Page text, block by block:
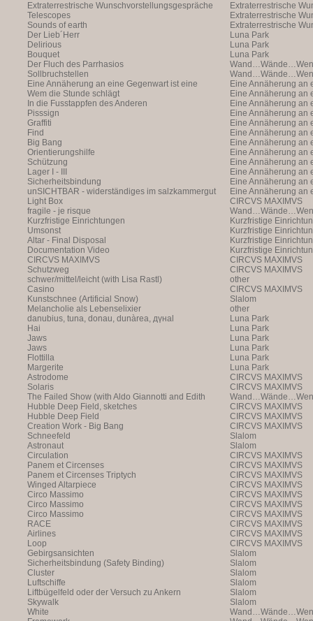
Extraterrestrische Wunschvorstellungsgespräche
Extraterrestrische
(with Markus Hofer)
Telescopes
Extraterrestrische
(with Markus Hofer)
Sounds of earth
Extraterrestrische
(with Markus Hofer)
Der Lieb´Herr
Luna Park
Delirious
Luna Park
Bouquet
Luna Park
Der Fluch des Parrhasios
Sollbruchstellen
Eine Annäherung an eine Gegenwart ist eine
Annäherung an eine Ann
Eine Annäherung an
Annäherung an eine
Vergangenheit ist
Wem die Stunde schlägt
Eine Annäherung an
Annäherung an eine
Vergangenheit ist
In die Fusstappfen des Anderen
Eine Annäherung an
Annäherung
Pisssign
Eine Annäherung an
Annäherung an eine
Vergangenheit ist
Graffiti
Eine Annäherung an
Annäherung an eine
Vergangenheit ist
Find
Eine Annäherung an
Annäherung an eine
Vergangenheit ist
Big Bang
Eine Annäherung an
Annäherung an eine
Vergangenheit ist
Orientierungshilfe
Eine Annäherung an
Annäherung an eine
Vergangenheit ist
Schützung
Eine Annäherung an
Annäherung an eine
Vergangenheit ist
Lager I - III
Eine Annäherung an
Annäherung an eine
Vergangenheit ist
Sicherheitsbindung
Eine Annäherung an
Annäherung an eine
Vergangenheit ist
unSICHTBAR - widerständiges im salzkammergut
Eine Annäherung an
Annäherung
Light Box
CIRCVS MAXIMVS
fragile - je risque
Kurzfristige Einrichtungen
Kurzfristige
Umsonst
Kurzfristige
Altar - Final Disposal
Kurzfristige
Documentation Video
Kurzfristige
CIRCVS MAXIMVS
CIRCVS MAXIMVS
Schutzweg
CIRCVS MAXIMVS
schwer/mittel/leicht (with Lisa Rastl)
other
Casino
CIRCVS MAXIMVS
Kunstschnee (Artificial Snow)
Slalom
Melancholie als Lebenselixier
other
danubius, tuna, donau, dunàrea, дүнаl
Luna Park
Hai
Luna Park
Jaws
Luna Park
Jaws
Luna Park
Flottilla
Luna Park
Margerite
Luna Park
Astrodome
CIRCVS MAXIMVS
Solaris
CIRCVS MAXIMVS
The Failed Show (with Aldo Giannotti and Edith
Payer)
Hubble Deep Field, sketches
CIRCVS MAXIMVS
Hubble Deep Field
CIRCVS MAXIMVS
Creation Work - Big Bang
CIRCVS MAXIMVS
Schneefeld
Slalom
Astronaut
Slalom
Circulation
CIRCVS MAXIMVS
Panem et Circenses
CIRCVS MAXIMVS
Panem et Circenses Triptych
CIRCVS MAXIMVS
Winged Altarpiece
CIRCVS MAXIMVS
Circo Massimo
CIRCVS MAXIMVS
Circo Massimo
CIRCVS MAXIMVS
Circo Massimo
CIRCVS MAXIMVS
RACE
CIRCVS MAXIMVS
Airlines
CIRCVS MAXIMVS
Loop
CIRCVS MAXIMVS
Gebirgsansichten
Slalom
Sicherheitsbindung (Safety Binding)
Slalom
Cluster
Slalom
Luftschiffe
Slalom
Liftbügelfeld oder der Versuch zu Ankern
Slalom
Skywalk
Slalom
White